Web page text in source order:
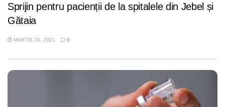
Sprijin pentru pacienții de la spitalele din Jebel și
Gătaia
MARTIE 20, 2021 0